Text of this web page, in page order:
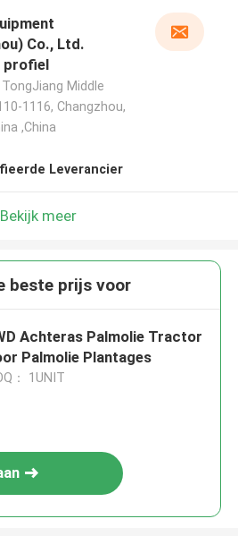
Co., Ltd.
profiel
TongJiang Middle
1116, Changzhou,
,China
Leverancier
Bekijk meer
beste prijs voor
Achteras Palmolie Tractor
Palmolie Plantages
： 1UNIT